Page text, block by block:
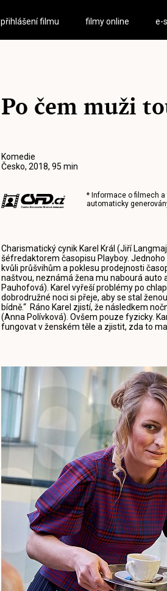
přihlášení filmu filmy online e-
Po čem muži
Komedie
Česko, 2018, 95 min
* Informace o filmech
automaticky
Charismatický cynik Karel Král (Jiří
šéfredaktorem časopisu Playboy.
kvůli průšvihům a poklesu prodejnosti
naštvou, neznámá žena mu nabourá auto
Pauhofová). Karel vyřeší problémy po
dobrodružné noci si přeje, aby se stal
bídně.“ Ráno Karel zjistí, že následkem
(Anna Polívková). Ovšem pouze fyzicky.
fungovat v ženském těle a zjistit, zda to